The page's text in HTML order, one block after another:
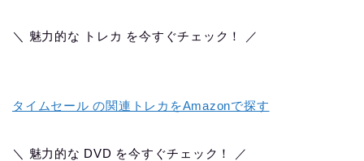
＼ 魅力的な トレカ を今すぐチェック！ ／
タイムセール の関連トレカをAmazonで探す
＼ 魅力的な DVD を今すぐチェック！ ／